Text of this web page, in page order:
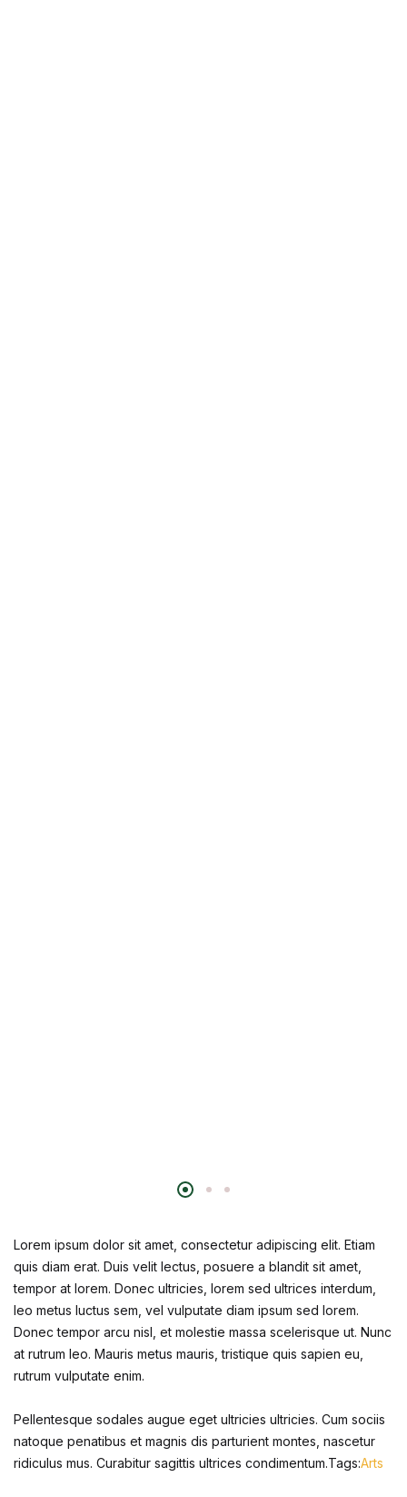
Lorem ipsum dolor sit amet, consectetur adipiscing elit. Etiam
quis diam erat. Duis velit lectus, posuere a blandit sit amet,
tempor at lorem. Donec ultricies, lorem sed ultrices interdum,
leo metus luctus sem, vel vulputate diam ipsum sed lorem.
Donec tempor arcu nisl, et molestie massa scelerisque ut. Nunc
at rutrum leo. Mauris metus mauris, tristique quis sapien eu,
rutrum vulputate enim.
Pellentesque sodales augue eget ultricies ultricies. Cum sociis
natoque penatibus et magnis dis parturient montes, nascetur
ridiculus mus. Curabitur sagittis ultrices condimentum.Tags:Arts